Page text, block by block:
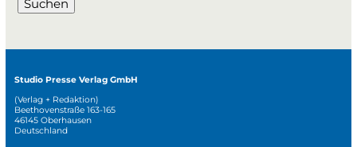
Suchen
Studio Presse Verlag GmbH
(Verlag + Redaktion)
Beethovenstraße 163-165
46145 Oberhausen
Deutschland